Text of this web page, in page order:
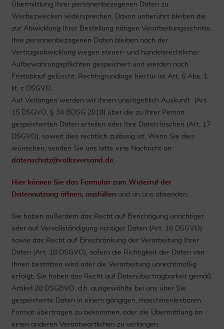
Übermittlung Ihrer personenbezogenen Daten zu
Werbezwecken widersprechen. Davon unberührt bleiben die
zur Abwicklung Ihrer Bestellung nötigen Verarbeitungsschritte.
Ihre personenbezogenen Daten bleiben nach der
Vertragsabwicklung wegen steuer- und handelsrechtlicher
Aufbewahrungspflichten gespeichert und werden nach
Fristablauf gelöscht. Rechtsgrundlage hierfür ist Art. 6 Abs. 1
lit. c DSGVO.
Auf Verlangen werden wir Ihnen unentgeltlich Auskunft (Art
15 DSGVO, § 34 BDSG 2018) über die zu Ihrer Person
gespeicherten Daten erteilen oder Ihre Daten löschen (Art. 17
DSGVO), soweit dies rechtlich zulässig ist. Wenn Sie dies
wünschen, senden Sie uns bitte eine Nachricht an
datenschutz@volksversand.de.
Hier können Sie das Formular zum Widerruf der
Datennutzung öffnen, ausfüllen und an uns absenden.
Sie haben außerdem das Recht auf Berichtigung unrichtiger
oder auf Vervollständigung richtiger Daten (Art. 16 DSGVO)
sowie das Recht auf Einschränkung der Verarbeitung Ihrer
Daten (Art. 18 DSGVO), sofern die Richtigkeit der Daten von
Ihnen bestritten wird oder die Verarbeitung unrechtmäßig
erfolgt. Sie haben das Recht auf Datenübertragbarkeit gemäß
Artikel 20 DSGBVO, d.h. ausgewählte bei uns über Sie
gespeicherte Daten in einem gängigen, maschinenlesbaren
Format übertragen zu bekommen, oder die Übermittlung an
einen anderen Verantwortlichen zu verlangen.